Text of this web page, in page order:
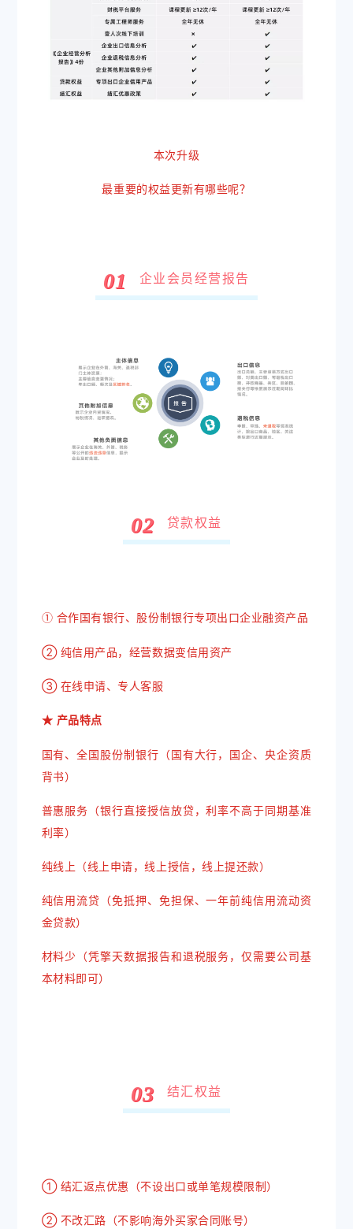
本次升级
最重要的权益更新有哪些呢？
01 企业会员经营报告
02 贷款权益
① 合作国有银行、股份制银行专项出口企业融资产品
② 纯信用产品，经营数据变信用资产
③ 在线申请、专人客服
★ 产品特点
国有、全国股份制银行（国有大行，国企、央企资质
背书）
普惠服务（银行直接授信放贷，利率不高于同期基准
利率）
纯线上（线上申请，线上授信，线上提还款）
纯信用流贷（免抵押、免担保、一年前纯信用流动资
金贷款）
材料少（凭擎天数据报告和退税服务，仅需要公司基
本材料即可）
03 结汇权益
① 结汇返点优惠（不设出口或单笔规模限制）
② 不改汇路（不影响海外买家合同账号）